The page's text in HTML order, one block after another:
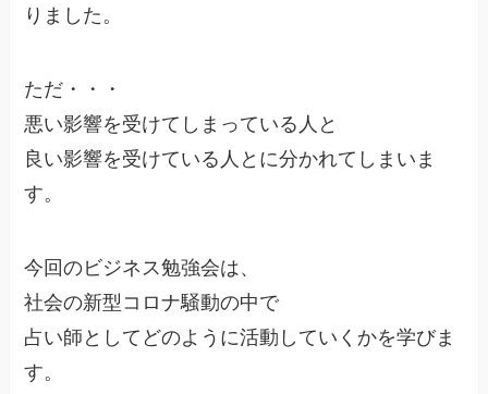
りました。
ただ・・・
悪い影響を受けてしまっている人と
良い影響を受けている人とに分かれてしまいま
す。
今回のビジネス勉強会は、
社会の新型コロナ騒動の中で
占い師としてどのように活動していくかを学びま
す。